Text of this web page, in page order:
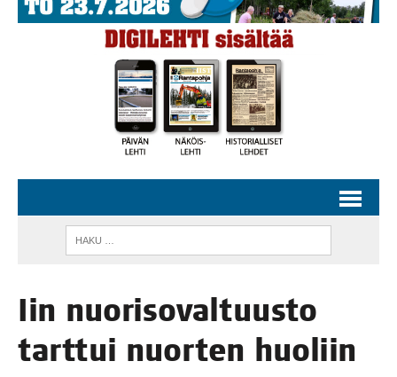
Iin nuo­ri­so­val­tuus­to
tart­tui nuor­ten huoliin